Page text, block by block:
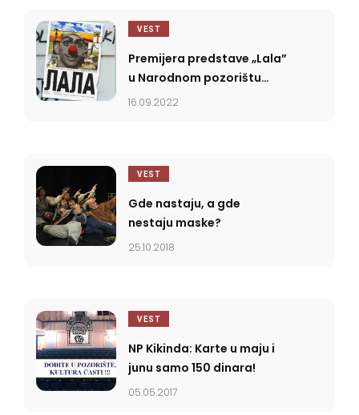
VEST
Premijera predstave „Lala”
u Narodnom pozorištu
Kikinda
16.09.2022
VEST
Gde nastaju, a gde
nestaju maske?
25.10.2018
VEST
NP Kikinda: Karte u maju i
junu samo 150 dinara!
05.05.2017